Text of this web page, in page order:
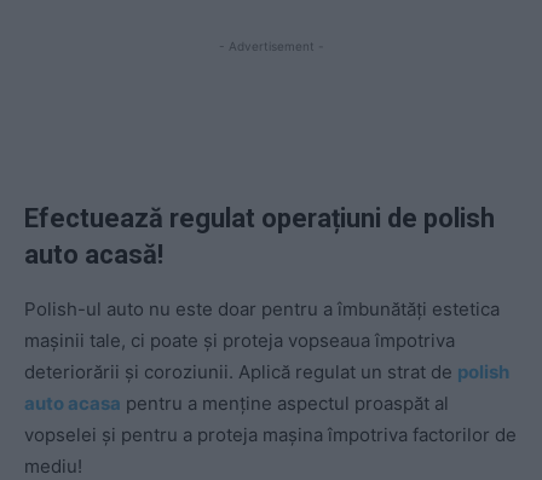
- Advertisement -
Efectuează regulat operațiuni de polish
auto acasă!
Polish-ul auto nu este doar pentru a îmbunătăți estetica
mașinii tale, ci poate și proteja vopseaua împotriva
deteriorării și coroziunii. Aplică regulat un strat de polish
auto acasa pentru a menține aspectul proaspăt al
vopselei și pentru a proteja mașina împotriva factorilor de
mediu!